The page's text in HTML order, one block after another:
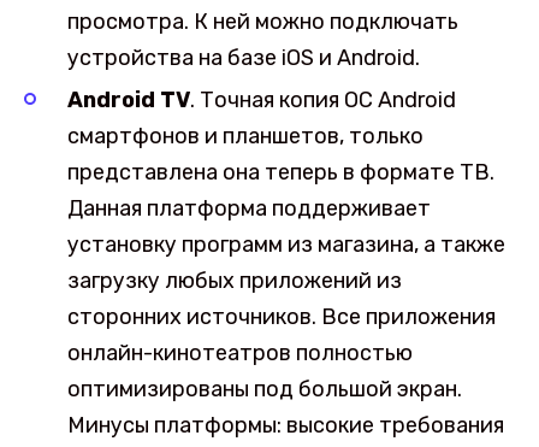
просмотра. К ней можно подключать
устройства на базе iOS и Android.
Android TV. Точная копия ОС Android
смартфонов и планшетов, только
представлена она теперь в формате ТВ.
Данная платформа поддерживает
установку программ из магазина, а также
загрузку любых приложений из
сторонних источников. Все приложения
онлайн-кинотеатров полностью
оптимизированы под большой экран.
Минусы платформы: высокие требования